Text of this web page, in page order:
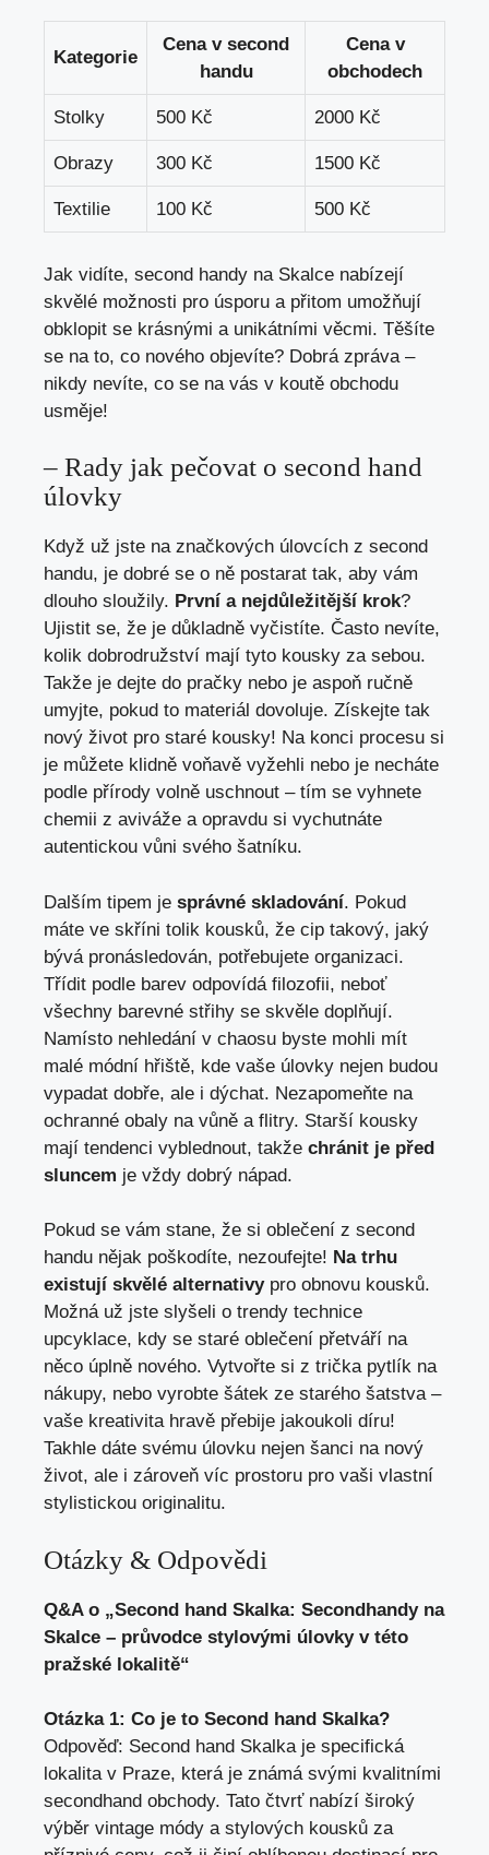
Kategorie
Cena v second
handu
Cena v⁣
obchodech
Stolky 500 Kč 2000 Kč
Obrazy 300 ‌Kč 1500 Kč
Textilie 100​ Kč 500 Kč
Jak vidíte, second handy‍ na Skalce nabízejí
skvělé možnosti pro úsporu a přitom umožňují
⁢obklopit ​se krásnými a unikátními věcmi. ‌Těšíte
se⁣ na to, co nového objevíte? Dobrá ⁢zpráva –
nikdy nevíte,​ co se​ na vás v⁣ koutě‌ obchodu
usměje!
– Rady jak pečovat o second ⁤hand
úlovky
Když už jste na značkových úlovcích ​z second
handu, je dobré se o ně ⁢postarat tak,‍ aby ‌vám
dlouho sloužily. První a nejdůležitější krok?
Ujistit‌ se,⁣ že je důkladně vyčistíte. Často nevíte,
kolik⁤ dobrodružství mají tyto⁣ kousky za sebou.
Takže je dejte do pračky⁢ nebo je aspoň ručně
umyjte, ⁣pokud to materiál⁣ dovoluje. Získejte⁣ tak
nový život pro staré kousky! Na konci procesu si
je můžete ⁤klidně voňavě vyžehli‍ nebo⁤ je necháte
podle přírody volně uschnout – tím se vyhnete
⁣chemii⁢ z aviváže ⁣a opravdu si vychutnáte
autentickou vůni svého‌ šatníku.
Dalším tipem je správné skladování. Pokud
máte ve skříni ⁢tolik kousků, že cip takový, jaký
bývá pronásledován, potřebujete organizaci.⁢
Třídit podle barev⁣ odpovídá ​filozofii, neboť
všechny barevné ‌střihy se skvěle doplňují.
Namísto nehledání v chaosu byste mohli mít
malé módní hřiště, kde vaše úlovky nejen ‍budou
vypadat ​dobře, ale i dýchat. Nezapomeňte na
ochranné obaly‍ na vůně a flitry. Starší kousky
mají tendenci vyblednout,​ takže chránit je ‌před
⁤sluncem je⁣ vždy dobrý nápad.
Pokud se vám stane,⁢ že si ⁢oblečení z second‍
handu nějak poškodíte, ​nezoufejte! Na trhu
existují skvělé alternativypro obnovu kousků.
Možná už jste slyšeli o trendy technice
upcyklace, kdy se staré oblečení přetváří ‍na
něco úplně nového. Vytvořte‍ si z trička pytlík na
nákupy, nebo vyrobte‍ šátek ze starého⁣ šatstva⁣ –
vaše kreativita hravě přebije jakoukoli díru!
Takhle dáte⁣ svému úlovku nejen šanci na nový
život, ale i zároveň‌ víc prostoru pro vaši vlastní
stylistickou originalitu.
Otázky & Odpovědi
Q&A o „Second hand Skalka: Secondhandy​ na
Skalce – průvodce stylovými úlovky v této
pražské lokalitě“
Otázka ‌1: Co je​ to ⁣Second hand Skalka?
Odpověď: Second hand Skalka je ⁣specifická
lokalita v Praze,⁤ která je známá svými kvalitními
secondhand obchody. Tato⁢ čtvrť nabízí široký
výběr vintage módy a stylových kousků za